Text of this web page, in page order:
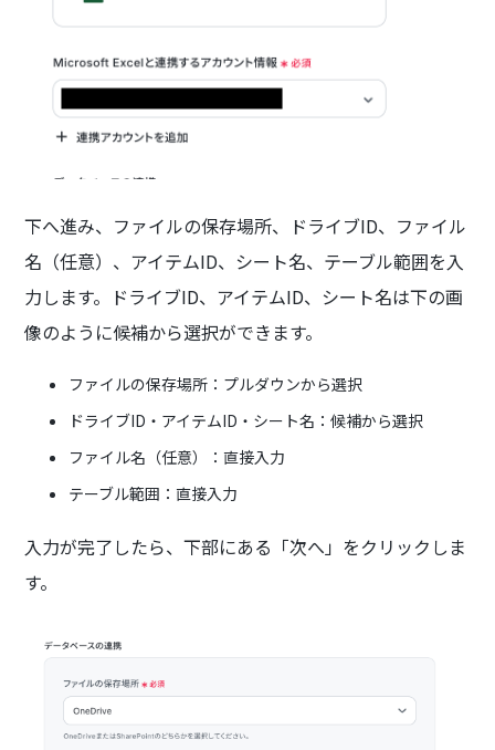
下へ進み、ファイルの保存場所、ドライブID、ファイル
名（任意）、アイテムID、シート名、テーブル範囲を入
力します。ドライブID、アイテムID、シート名は下の画
像のように候補から選択ができます。
ファイルの保存場所：プルダウンから選択
ドライブID・アイテムID・シート名：候補から選択
ファイル名（任意）：直接入力
テーブル範囲：直接入力
入力が完了したら、下部にある「次へ」をクリックしま
す。